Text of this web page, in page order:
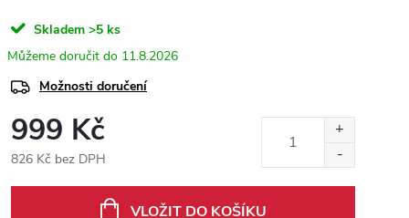
Skladem >5 ks
11.8.2026
Možnosti doručení
999 Kč
826 Kč bez DPH
VLOŽIT DO KOŠÍKU